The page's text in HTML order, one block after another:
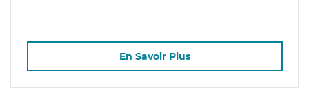
En Savoir Plus